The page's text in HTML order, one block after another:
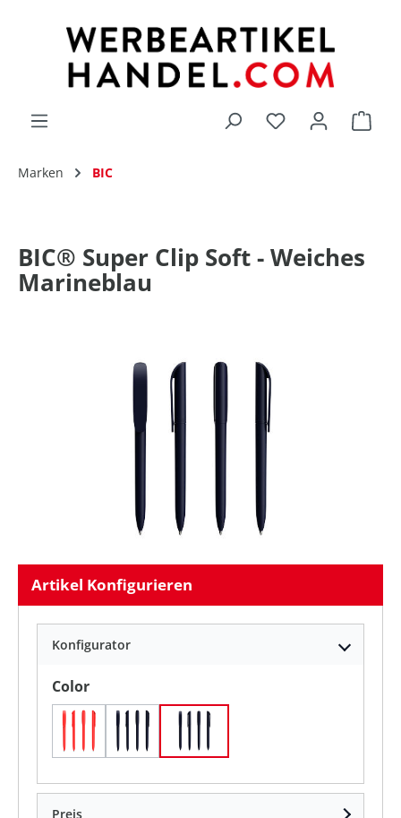
Du hast 0
Marken BIC
BIC® Super Clip Soft - Weiches
Marineblau
Artikel Konfigurieren
Konfigurator
Colorauswählen
Sanftes RotWeiches Marineblau
Weiches Schwarz
Preis